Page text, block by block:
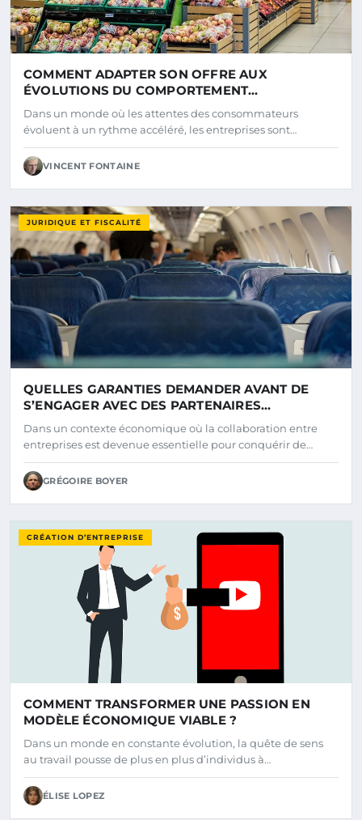
COMMENT ADAPTER SON OFFRE AUX
ÉVOLUTIONS DU COMPORTEMENT
CONSOMMATEUR ?
Dans un monde où les attentes des consommateurs
évoluent à un rythme accéléré, les entreprises sont…
VINCENT FONTAINE
JURIDIQUE ET FISCALITÉ
QUELLES GARANTIES DEMANDER AVANT DE
S’ENGAGER AVEC DES PARTENAIRES
COMMERCIAUX ?
Dans un contexte économique où la collaboration entre
entreprises est devenue essentielle pour conquérir de…
GRÉGOIRE BOYER
CRÉATION D’ENTREPRISE
COMMENT TRANSFORMER UNE PASSION EN
MODÈLE ÉCONOMIQUE VIABLE ?
Dans un monde en constante évolution, la quête de sens
au travail pousse de plus en plus d’individus à…
ÉLISE LOPEZ